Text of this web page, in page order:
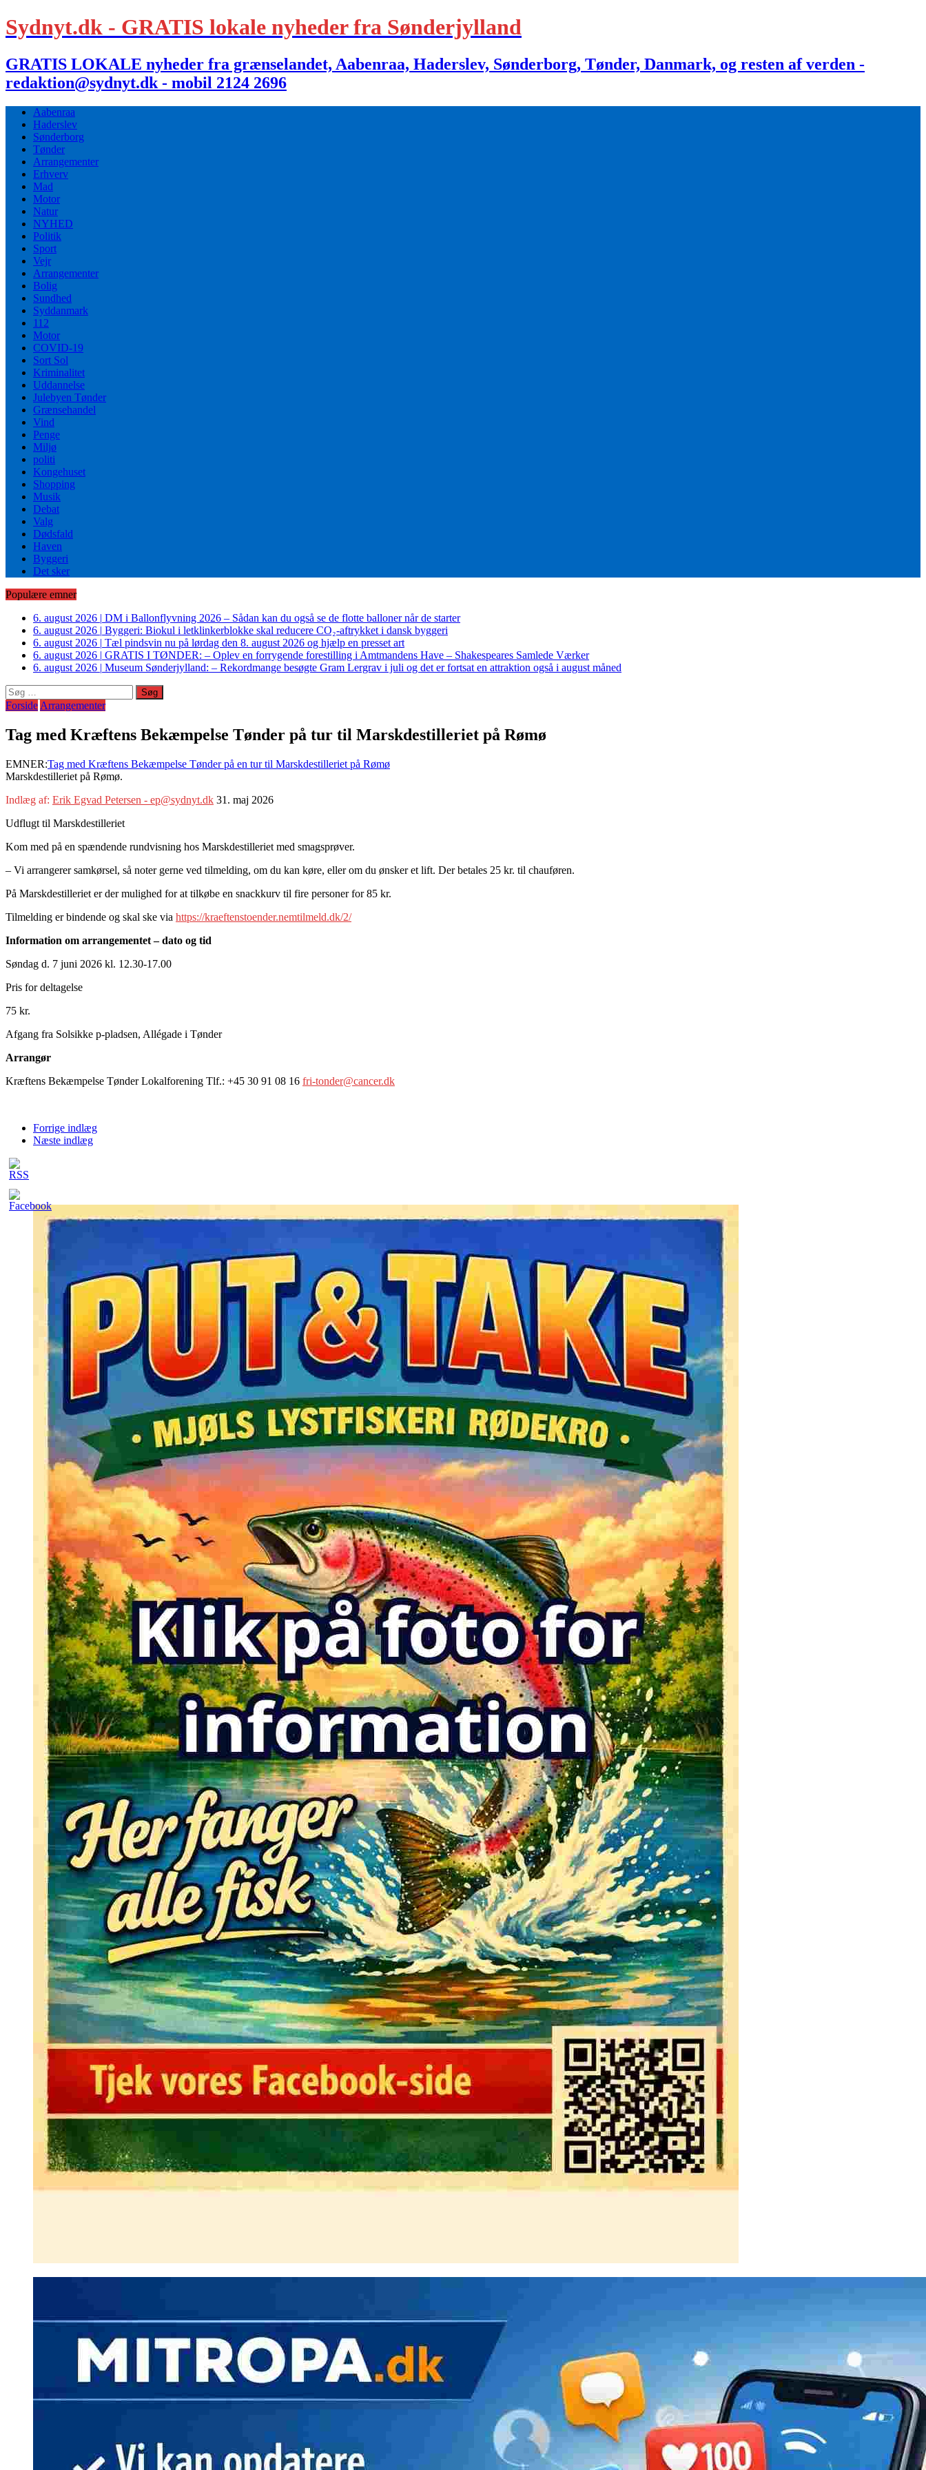
Sydnyt.dk - GRATIS lokale nyheder fra Sønderjylland
GRATIS LOKALE nyheder fra grænselandet, Aabenraa, Haderslev, Sønderborg, Tønder, Danmark, og resten af verden -
redaktion@sydnyt.dk - mobil 2124 2696
Aabenraa
Haderslev
Sønderborg
Tønder
Arrangementer
Erhverv
Mad
Motor
Natur
NYHED
Politik
Sport
Vejr
Arrangementer
Bolig
Sundhed
Syddanmark
112
Motor
COVID-19
Sort Sol
Kriminalitet
Uddannelse
Julebyen Tønder
Grænsehandel
Vind
Penge
Miljø
politi
Kongehuset
Shopping
Musik
Debat
Valg
Dødsfald
Haven
Byggeri
Det sker
Populære emner
6. august 2026 | DM i Ballonflyvning 2026 – Sådan kan du også se de flotte balloner når de starter
6. august 2026 | Byggeri: Biokul i letklinkerblokke skal reducere CO₂-aftrykket i dansk byggeri
6. august 2026 | Tæl pindsvin nu på lørdag den 8. august 2026 og hjælp en presset art
6. august 2026 | GRATIS I TØNDER: – Oplev en forrygende forestilling i Amtmandens Have – Shakespeares Samlede Værker
6. august 2026 | Museum Sønderjylland: – Rekordmange besøgte Gram Lergrav i juli og det er fortsat en attraktion også i august måned
Søg
efter:
Forside Arrangementer
Tag med Kræftens Bekæmpelse Tønder på tur til Marskdestilleriet på Rømø
EMNER:Tag med Kræftens Bekæmpelse Tønder på en tur til Marskdestilleriet på Rømø
Marskdestilleriet på Rømø.
Indlæg af: Erik Egvad Petersen - ep@sydnyt.dk 31. maj 2026
Udflugt til Marskdestilleriet
Kom med på en spændende rundvisning hos Marskdestilleriet med smagsprøver.
– Vi arrangerer samkørsel, så noter gerne ved tilmelding, om du kan køre, eller om du ønsker et lift. Der betales 25 kr. til chauføren.
På Marskdestilleriet er der mulighed for at tilkøbe en snackkurv til fire personer for 85 kr.
Tilmelding er bindende og skal ske via https://kraeftenstoender.nemtilmeld.dk/2/
Information om arrangementet – dato og tid
Søndag d. 7 juni 2026 kl. 12.30-17.00
Pris for deltagelse
75 kr.
Afgang fra Solsikke p-pladsen, Allégade i Tønder
Arrangør
Kræftens Bekæmpelse Tønder Lokalforening Tlf.: +45 30 91 08 16 fri-tonder@cancer.dk
Forrige indlæg
Næste indlæg